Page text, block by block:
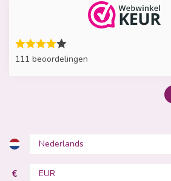
111 beoordelingen
€